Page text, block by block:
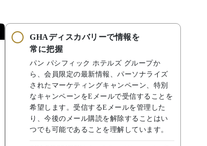
GHAディスカバリーで情報を
常に把握
パン パシフィック ホテルズ グループか
ら、会員限定の最新情報、パーソナライズ
されたマーケティングキャンペーン、特別
なキャンペーンをEメールで受信することを
希望します。受信するEメールを管理した
り、今後のメール購読を解除することはい
つでも可能であることを理解しています。